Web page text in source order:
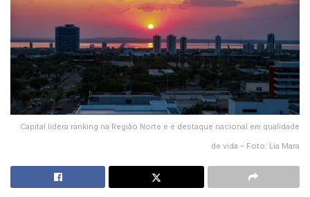
Capital lidera ranking na Região Norte e é destaque nacional em qualidade
de vida – Foto: Lia Mara